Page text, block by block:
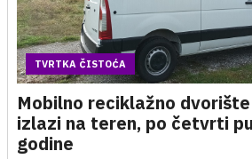
TVRTKA ČISTOĆA
Mobilno reciklažno
izlazi na teren, po četvrti
godine